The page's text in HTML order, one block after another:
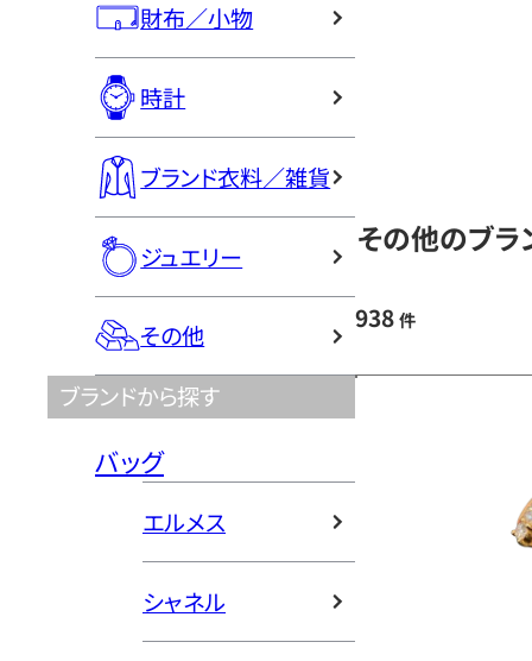
財布／小物
時計
ブランド衣料／雑貨
ジュエリー
その他
ブランドから探す
バッグ
エルメス
シャネル
その他のブラ
938 件